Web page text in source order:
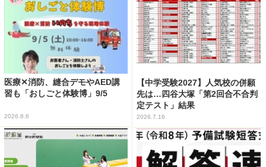
医療✕消防、縫合デモやAED講
習も「おしごと体験博」9/5
2026.8.6
【中学受験2027】人気校の併願
先は…四谷大塚「第2回合不合判
定テスト」結果
2026.7.16